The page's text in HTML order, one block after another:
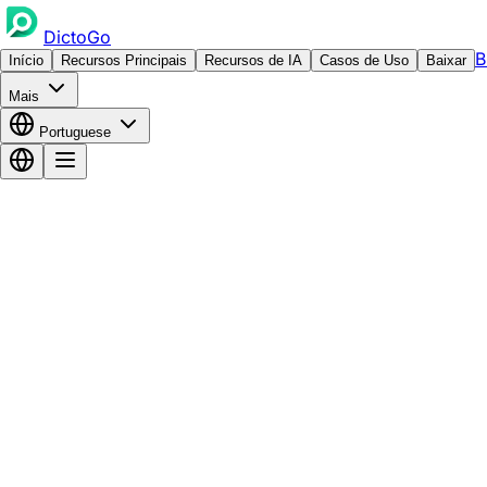
DictoGo
Início Recursos Principais Recursos de IA Casos de Uso Baixar
Mais
Portuguese